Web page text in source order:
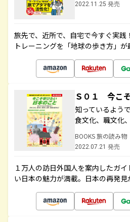
2022.11.25 発売
旅先で、近所で、自宅で今すぐ実
トレーニングを「地球の歩き方」
Ｓ０１ 今こ
知っているよう
食文化、職文化
BOOKS 旅の読み物
2022.07.21 発売
１万人の訪日外国人を案内したガ
い日本の魅力が満載。日本の再発見